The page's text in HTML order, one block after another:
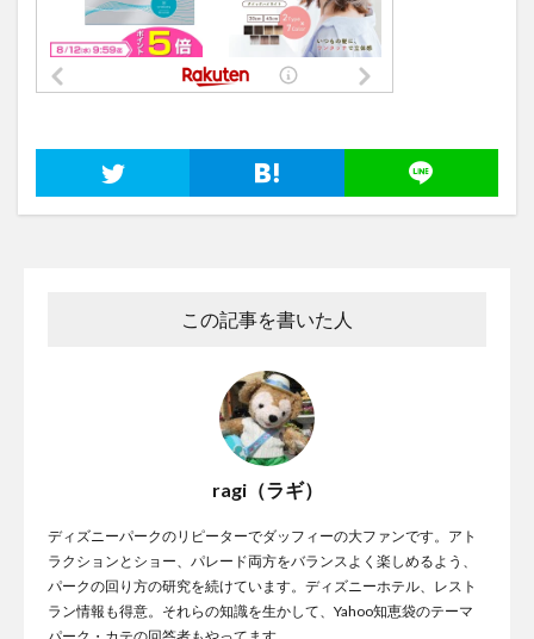
この記事を書いた人
ragi（ラギ）
ディズニーパークのリピーターでダッフィーの大ファンです。アト
ラクションとショー、パレード両方をバランスよく楽しめるよう、
パークの回り方の研究を続けています。ディズニーホテル、レスト
ラン情報も得意。それらの知識を生かして、Yahoo知恵袋のテーマ